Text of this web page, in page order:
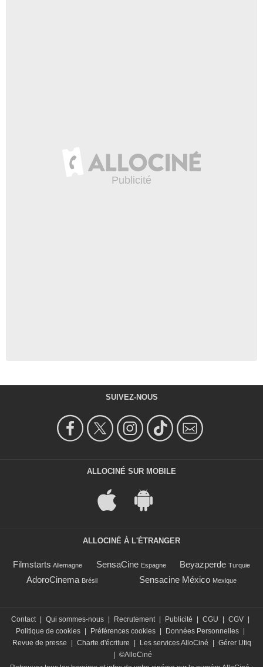
SUIVEZ-NOUS
ALLOCINÉ SUR MOBILE
ALLOCINÉ À L'ÉTRANGER
Filmstarts Allemagne SensaCine Espagne Beyazperde Turquie
AdoroCinema Brésil Sensacine México Mexique
Contact Qui sommes-nous Recrutement Publicité CGU CGV
Politique de cookies
Préférences cookies Données Personnelles
Revue de presse
Charte d'écriture Les services AlloCiné
Gérer Utiq
©AlloCiné